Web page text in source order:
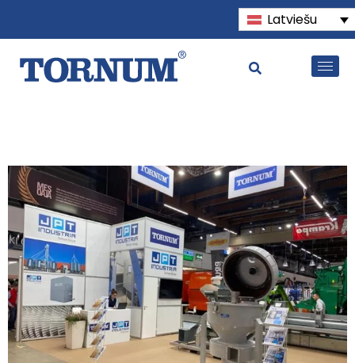
Latviešu